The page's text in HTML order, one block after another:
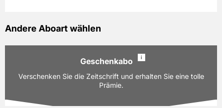
Andere Aboart wählen
Geschenkabo i
Verschenken Sie die Zeitschrift und erhalten Sie eine tolle
Prämie.